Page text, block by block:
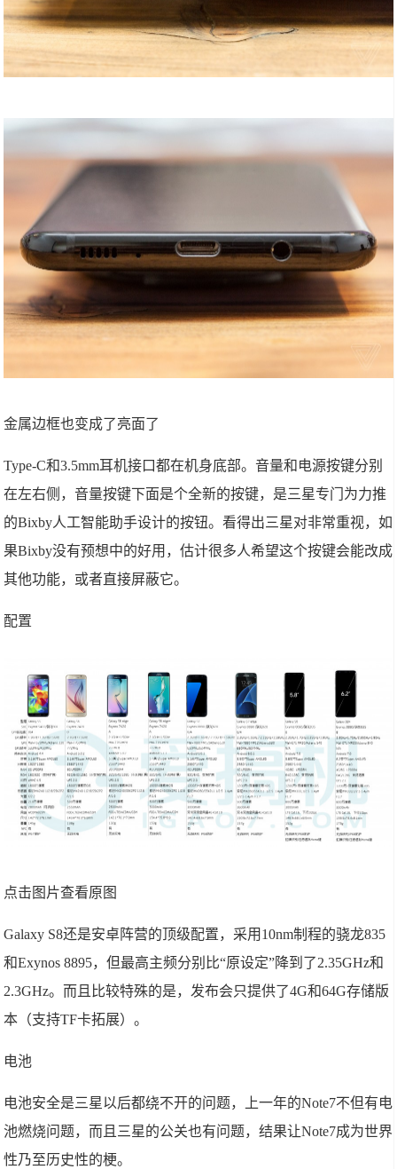
金属边框也变成了亮面了
Type-C和3.5mm耳机接口都在机身底部。音量和电源按键分别
在左右侧，音量按键下面是个全新的按键，是三星专门为力推
的Bixby人工智能助手设计的按钮。看得出三星对非常重视，如
果Bixby没有预想中的好用，估计很多人希望这个按键会能改成
其他功能，或者直接屏蔽它。
配置
点击图片查看原图
Galaxy S8还是安卓阵营的顶级配置，采用10nm制程的骁龙835
和Exynos 8895，但最高主频分别比“原设定”降到了2.35GHz和
2.3GHz。而且比较特殊的是，发布会只提供了4G和64G存储版
本（支持TF卡拓展）。
电池
电池安全是三星以后都绕不开的问题，上一年的Note7不但有电
池燃烧问题，而且三星的公关也有问题，结果让Note7成为世界
性乃至历史性的梗。